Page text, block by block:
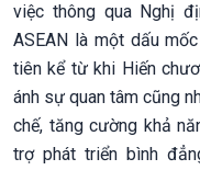
việc thông qua Nghị
ASEAN là một dấu
tiên kể từ khi Hiến
ánh sự quan tâm cũng
chế, tăng cường khả
trợ phát triển bình